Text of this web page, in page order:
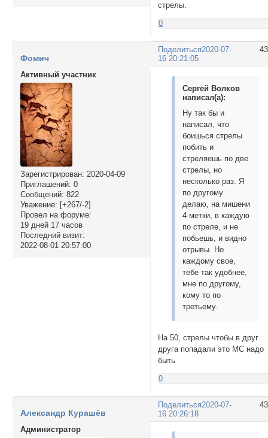
стрелы.
0
Поделиться2020-07-
16 20:21:05
Фомич
Активный участник
Зарегистрирован: 2020-04-09
Приглашений: 0
Сообщений: 822
Уважение: [+267/-2]
Провел на форуме:
19 дней 17 часов
Последний визит:
2022-08-01 20:57:00
Сергей Волков
написал(а):
Ну так бы и
написал, что
боишься стрелы
побить и
стреляешь по две
стрелы, но
несколько раз. Я
по другому
делаю, на мишени
4 метки, в каждую
по стреле, и не
побьешь, и видно
отрывы. Но
каждому свое,
тебе так удобнее,
мне по другому,
кому то по
третьему.
На 50, стрелы чтобы в друг
друга попадали это МС надо
быть
0
Поделиться2020-07-
16 20:26:18
Александр Курашёв
Администратор